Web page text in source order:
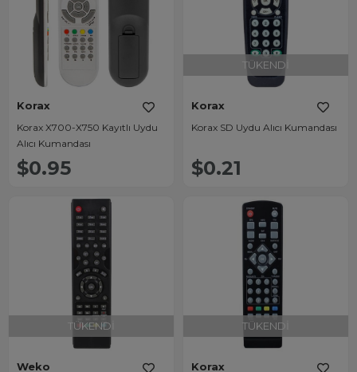
Korax
Korax X700-X750 Kayıtlı Uydu
Alıcı Kumandası
$0.95
TÜKENDI
Korax
Korax SD Uydu Alıcı Kumandası
$0.21
TÜKENDI
Weko
TÜKENDI
Korax